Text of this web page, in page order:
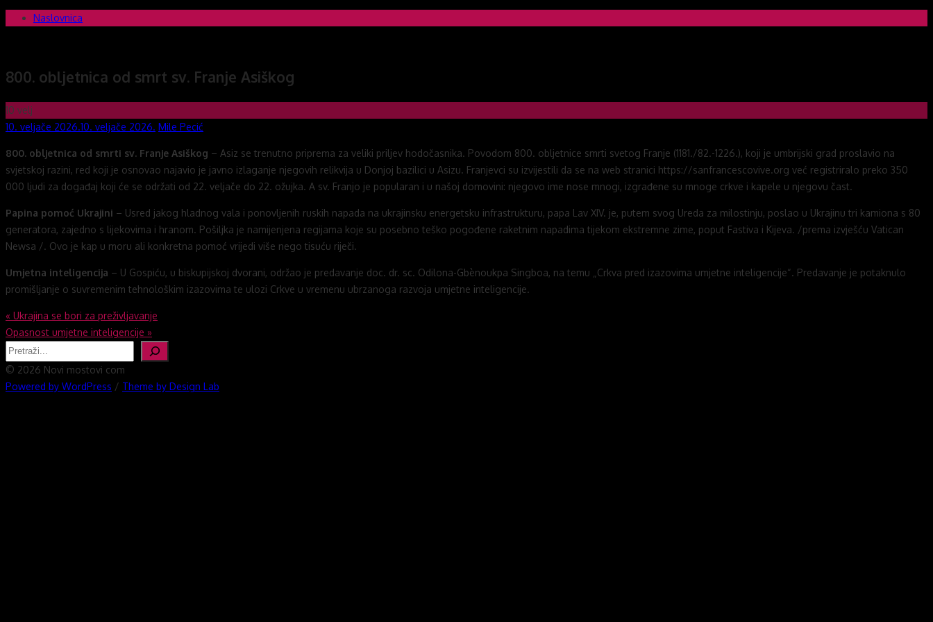
Skip
Novi mostovi com
Dobrodošli na stranice Novi mostovi – Mile Pecić
Naslovnica
800. obljetnica od smrt sv. Franje Asiškog
10 velj
Posted
10. veljače 2026.10. veljače 2026. Author
Mile Pecić
800. obljetnica od smrti sv. Franje Asiškog – Asiz se trenutno priprema za veliki priljev hodočasnika. Povodom 800. obljetnice smrti svetog Franje (1181./82.-1226.), koji je umbrijski grad proslavio na
svjetskoj razini, red koji je osnovao najavio je javno izlaganje njegovih relikvija u Donjoj bazilici u Asizu. Franjevci su izvijestili da se na web stranici https://sanfrancescovive.org već registriralo preko 350
000 ljudi za događaj koji će se održati od 22. veljače do 22. ožujka. A sv. Franjo je popularan i u našoj domovini: njegovo ime nose mnogi, izgrađene su mnoge crkve i kapele u njegovu čast.
Papina pomoć Ukrajini – Usred jakog hladnog vala i ponovljenih ruskih napada na ukrajinsku energetsku infrastrukturu, papa Lav XIV. je, putem svog Ureda za milostinju, poslao u Ukrajinu tri kamiona s 80
generatora, zajedno s lijekovima i hranom. Pošiljka je namijenjena regijama koje su posebno teško pogođene raketnim napadima tijekom ekstremne zime, poput Fastiva i Kijeva. /prema izvješću Vatican
Newsa /. Ovo je kap u moru ali konkretna pomoć vrijedi više nego tisuću riječi.
Umjetna inteligencija – U Gospiću, u biskupijskoj dvorani, održao je predavanje doc. dr. sc. Odilona-Gbènoukpa Singboa, na temu „Crkva pred izazovima umjetne inteligencije“. Predavanje je potaknulo
promišljanje o suvremenim tehnološkim izazovima te ulozi Crkve u vremenu ubrzanoga razvoja umjetne inteligencije.
Navigacija
objava
« Ukrajina se bori za preživljavanje
Opasnost umjetne inteligencije »
Pretraga
© 2026 Novi mostovi com
Powered by WordPress / Theme by Design Lab